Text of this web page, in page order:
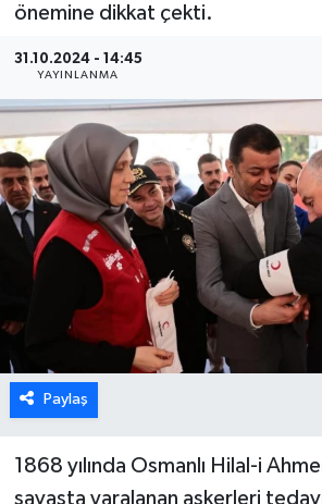
önemine dikkat çekti.
31.10.2024 - 14:45
YAYINLANMA
Paylaş
1868 yılında Osmanlı Hilal-i
savaşta yaralanan askerleri
SPOR
MAGAZİN
ÖZEL HABER
DTO
RESMİ REKLAM
Haber Arşivi